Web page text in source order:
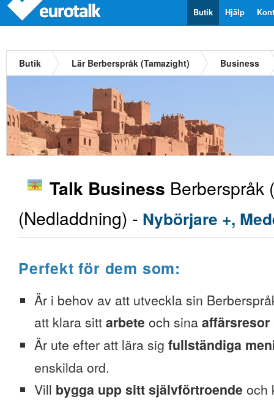
Hjälp
Butik
Butik Lär Berberspråk (Tamazight) Business
Talk Business Berberspråk
(Nedladdning) - Nybörjare +,
Perfekt för dem som:
Är i behov av att utveckla sin
att klara sitt arbete och sina affärsresor
Är ute efter att lära sig fullständiga
enskilda ord.
Vill bygga upp sitt självförtroende och